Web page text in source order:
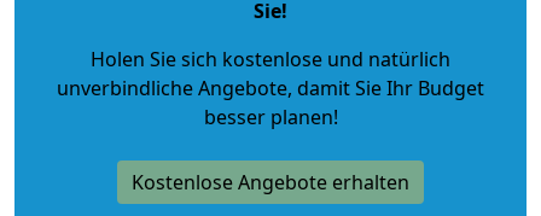
Sie!
Holen Sie sich kostenlose und natürlich
unverbindliche Angebote, damit Sie Ihr Budget
besser planen!
Kostenlose Angebote erhalten